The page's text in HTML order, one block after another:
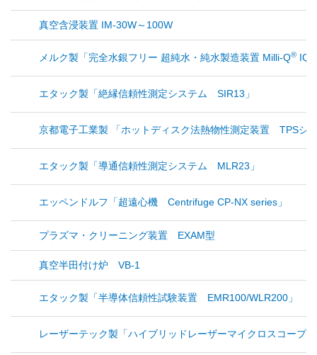
真空含浸装置 IM-30W～100W
メルク製「完全水銀フリー 超純水・純水製造装置 Milli-Q® IQ
エタック製「絶縁信頼性測定システム SIR13」
京都電子工業製 「ホットディスク法熱物性測定装置 TPSシ
エタック製「導通信頼性測定システム MLR23」
エッペンドルフ「超遠心機 Centrifuge CP-NX series」
プラズマ・クリーニング装置 EXAM型
真空半田付け炉 VB-1
エタック製「半導体信頼性試験装置 EMR100/WLR200」
レーザーテック製「ハイブリッドレーザーマイクロスコープ